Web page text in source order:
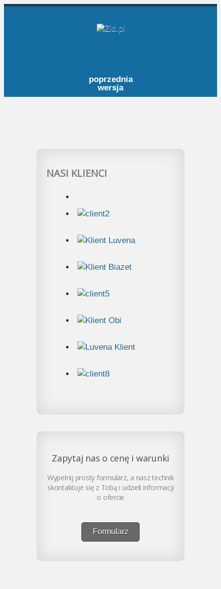
poprzednia
wersja
NASI KLIENCI
Zapytaj nas o cenę i warunki
Wypełnij prosty formularz, a nasz technik
skontaktuje się z Tobą i udzieli informacji
o ofercie
Formularz